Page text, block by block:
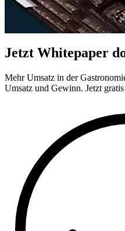
Jetzt Whitepaper
Mehr Umsatz in der
Umsatz und Gewinn. Jetzt